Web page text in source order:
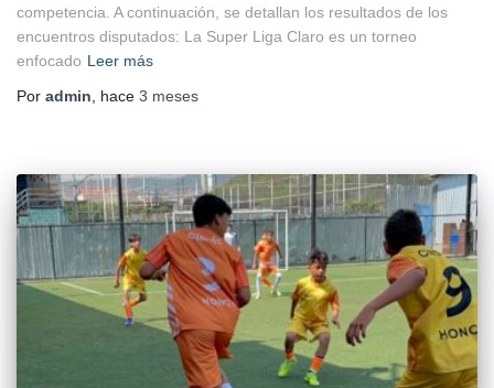
competencia. A continuación, se detallan los resultados de los
encuentros disputados: La Super Liga Claro es un torneo
enfocado Leer más
Por admin, hace 3 meses